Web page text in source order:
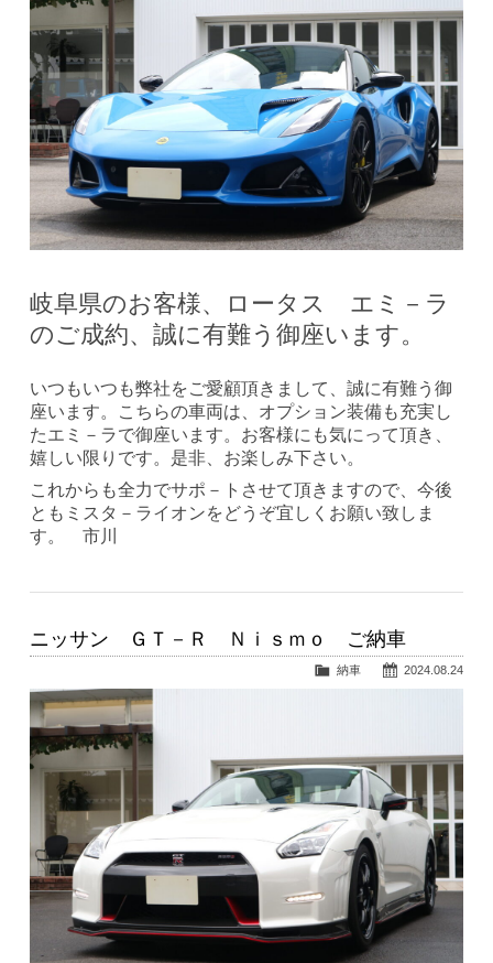
岐阜県のお客様、ロータス エミ－ラ
のご成約、誠に有難う御座います。
いつもいつも弊社をご愛顧頂きまして、誠に有難う御
座います。こちらの車両は、オプション装備も充実し
たエミ－ラで御座います。お客様にも気にって頂き、
嬉しい限りです。是非、お楽しみ下さい。
これからも全力でサポ－トさせて頂きますので、今後
ともミスタ－ライオンをどうぞ宜しくお願い致しま
す。 市川
ニッサン ＧＴ－Ｒ Ｎｉｓｍｏ ご納車
2024.08.24
納車